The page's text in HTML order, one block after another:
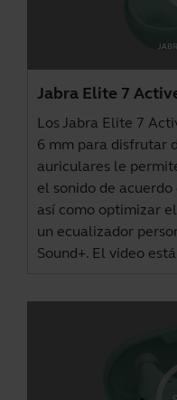
Jabra Elite 7
Los Jabra Elite 7
6 mm para disfrutar
auriculares le
el sonido de
así como optimizar
un ecualizador
Sound+. El video